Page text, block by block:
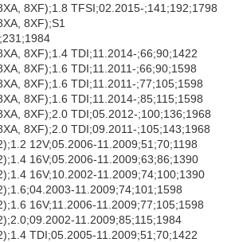
8XF);1.8 TFSI;02.2015-;141;192;1798
8XF);S1
8XF);1.4 TDI;11.2014-;66;90;1422
8XF);1.6 TDI;11.2011-;66;90;1598
8XF);1.6 TDI;11.2011-;77;105;1598
8XF);1.6 TDI;11.2014-;85;115;1598
8XF);2.0 TDI;05.2012-;100;136;1968
8XF);2.0 TDI;09.2011-;105;143;1968
12V;05.2006-11.2009;51;70;1198
16V;05.2006-11.2009;63;86;1390
16V;10.2002-11.2009;74;100;1390
11.2009;74;101;1598
16V;11.2006-11.2009;77;105;1598
11.2009;85;115;1984
TDI;05.2005-11.2009;51;70;1422